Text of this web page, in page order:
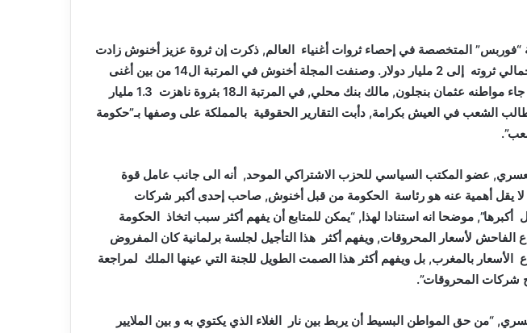
“فوربس” المتخصصة في إحصاء ثروات أغنياء العالم, ذكرت إن ثروة عزيز أخنوش زادت
بنحو 100 مليون دولار ليصل إجمالي ثروته إلى 2 مليار دولار. وصنفت المجلة أخنوش في المرتبة ال14 من بين أغنى
أغنياء العرب عام 2022, بينما جاء مواطنه عثمان بنجلون, مالك بنك محلي, في المرتبة الـ18 بثروة ناهزت 1.3 مليار
الشعب في العيش بكرامة, دأبت التقارير الحقوقية بالمملكة على وصفها بـ”حكومة
عضو المكتب السياسي للحزب الاشتراكي الموحد, أنه الى جانب عامل قوة
لا يقل أهمية عنه هو رئاسة الحكومة من قبل أخنوش, صاحب إحدى أكبر شركات
موضحا انه استنادا لهذا, “يمكن للمتابع أن يفهم أكثر سبب اتخاذ الحكومة
الفاحش لأسعار المحروقات, ويفهم أكثر هذا التأجيل لجلسة برلمانية كان المفروض
الأسعار بالمغرب, بل ويفهم أكثر هذا الصمت الطويل للجنة التي عينها الملك لمراجعة
شركات المحروقات”.
“من حق المواطن البسيط أن يربط بين نار الغلاء الذي يكتوي به و بين الملايير